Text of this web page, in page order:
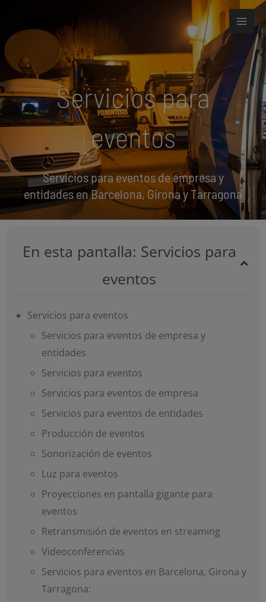
contenido
Servicios para
eventos
Servicios para eventos de empresa y
entidades en Barcelona, Girona y Tarragona
En esta pantalla: Servicios para
eventos
Servicios para eventos
Servicios para eventos de empresa y
entidades
Servicios para eventos
Servicios para eventos de empresa
Servicios para eventos de entidades
Producción de eventos
Sonorización de eventos
Luz para eventos
Proyecciones en pantalla gigante para
eventos
Retransmisión de eventos en streaming
Videoconferencias
Servicios para eventos en Barcelona, Girona y
Tarragona: